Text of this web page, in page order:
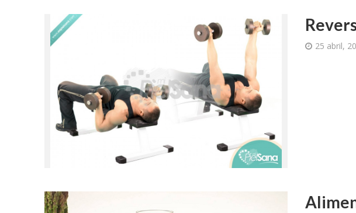
25 abril,